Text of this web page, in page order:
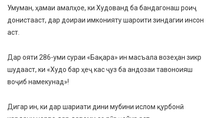
Умуман, ҳамаи амалҳое, ки Худованд ба бандагонаш роиҷ
донистааст, дар доираи имконияту шароити зиндагии инсон
аст.
Дар ояти 286-уми сураи «Бақара» ин масъала возеҳан зикр
шудааст, ки «Худо бар ҳеҷ кас ҷуз ба андозаи тавоноияш
воҷиб намекунад»!
Дигар ин, ки дар шариати дини мубини ислом қурбонӣ